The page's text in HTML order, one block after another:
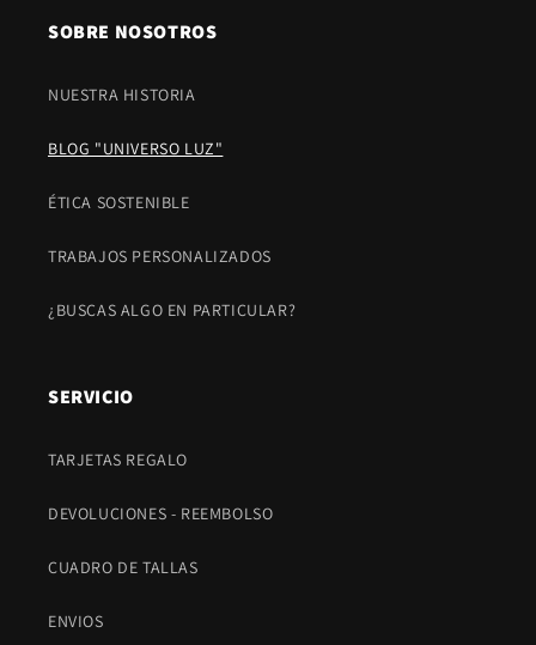
SOBRE NOSOTROS
NUESTRA HISTORIA
BLOG "UNIVERSO LUZ"
ÉTICA SOSTENIBLE
TRABAJOS PERSONALIZADOS
¿BUSCAS ALGO EN PARTICULAR?
SERVICIO
TARJETAS REGALO
DEVOLUCIONES - REEMBOLSO
CUADRO DE TALLAS
ENVIOS